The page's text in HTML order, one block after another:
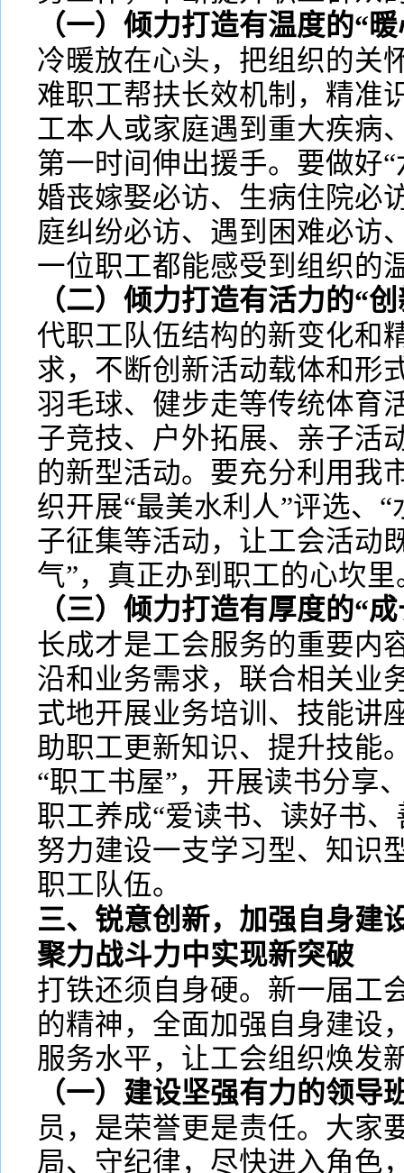
（一）倾力打造有温度的“
冷暖放在心头，把组织的关
难职工帮扶长效机制，精准
工本人或家庭遇到重大疾病
第一时间伸出援手。要做好
婚丧嫁娶必访、生病住院必
庭纠纷必访、遇到困难必访
一位职工都能感受到组织的
（二）倾力打造有活力的“
代职工队伍结构的新变化和
求，不断创新活动载体和形
羽毛球、健步走等传统体育
子竞技、户外拓展、亲子活
的新型活动。要充分利用我
织开展“最美水利人”评选、
子征集等活动，让工会活动
气”，真正办到职工的心坎里
（三）倾力打造有厚度的“
长成才是工会服务的重要内
沿和业务需求，联合相关业
式地开展业务培训、技能讲
助职工更新知识、提升技能
“职工书屋”，开展读书分享
职工养成“爱读书、读好书
努力建设一支学习型、知识
职工队伍。
三、锐意创新，加强自身建
聚力战斗力中实现新突破
打铁还须自身硬。新一届工
的精神，全面加强自身建设
服务水平，让工会组织焕发
（一）建设坚强有力的领导
员，是荣誉更是责任。大家
局、守纪律，尽快进入角色